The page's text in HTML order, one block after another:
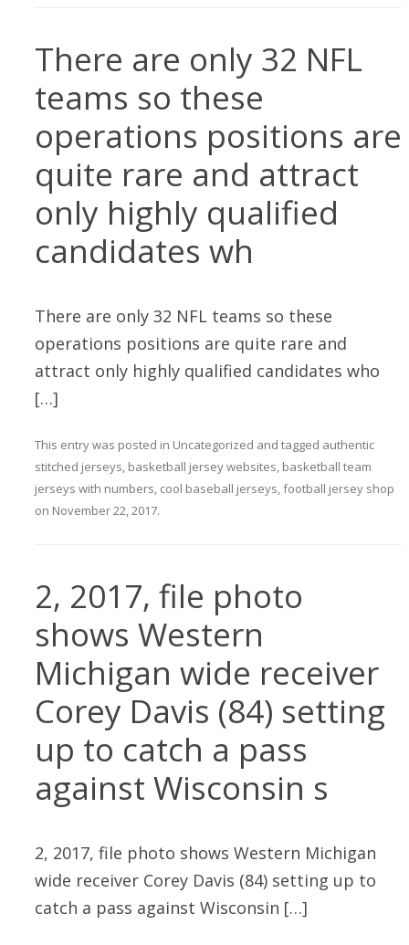
There are only 32 NFL
teams so these
operations positions are
quite rare and attract
only highly qualified
candidates wh
There are only 32 NFL teams so these
operations positions are quite rare and
attract only highly qualified candidates who
[…]
This entry was posted in Uncategorized and tagged authentic
stitched jerseys, basketball jersey websites, basketball team
jerseys with numbers, cool baseball jerseys,football jersey shop
on November 22, 2017.
2, 2017, file photo
shows Western
Michigan wide receiver
Corey Davis (84) setting
up to catch a pass
against Wisconsin s
2, 2017, file photo shows Western Michigan
wide receiver Corey Davis (84) setting up to
catch a pass against Wisconsin […]